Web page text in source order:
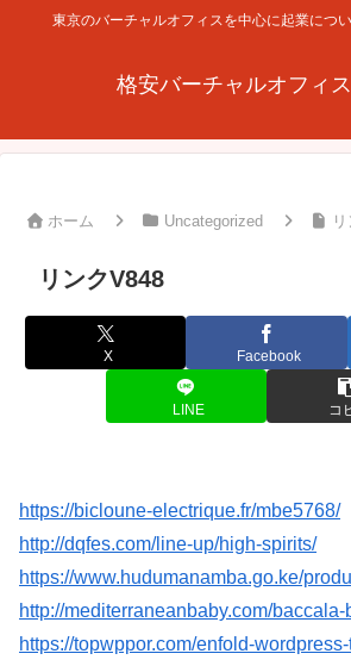
東京のバーチャルオフィスを中心に起業につ
格安バーチャルオフィ
ホーム Uncategorized
リンクV848
X Facebook
LINE コ
https://bicloune-electrique.fr/mbe5768/
http://dqfes.com/line-up/high-spirits/
https://www.hudumanamba.go.ke/
http://mediterraneanbaby.com/baccala-
https://topwppor.com/enfold-